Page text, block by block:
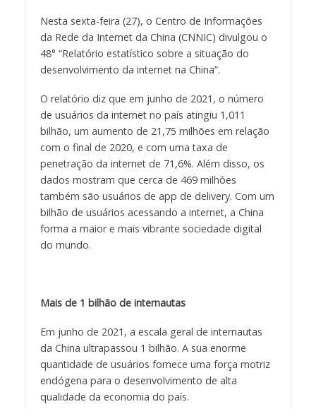
Nesta sexta-feira (27), o Centro de Informações
da Rede da Internet da China (CNNIC) divulgou o
48° “Relatório estatístico sobre a situação do
desenvolvimento da internet na China”.
O relatório diz que em junho de 2021, o número
de usuários da internet no país atingiu 1,011
bilhão, um aumento de 21,75 milhões em relação
com o final de 2020, e com uma taxa de
penetração da internet de 71,6%. Além disso, os
dados mostram que cerca de 469 milhões
também são usuários de app de delivery. Com um
bilhão de usuários acessando a internet, a China
forma a maior e mais vibrante sociedade digital
do mundo.
Mais de 1 bilhão de internautas
Em junho de 2021, a escala geral de internautas
da China ultrapassou 1 bilhão. A sua enorme
quantidade de usuários fornece uma força motriz
endógena para o desenvolvimento de alta
qualidade da economia do país.